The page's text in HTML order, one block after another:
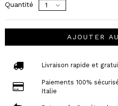
Quantité
AJOUTER
Livraison rapide et
Paiements 100%
Italie